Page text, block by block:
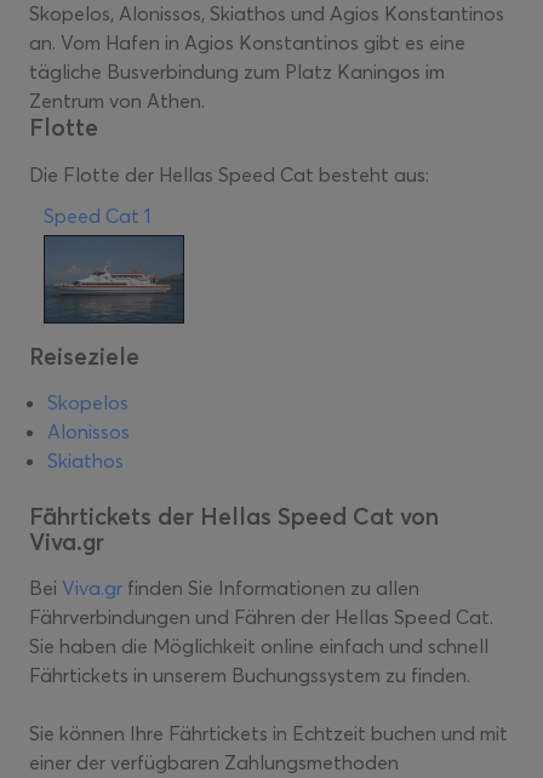
Skopelos, Alonissos, Skiathos und Agios Konstantinos
an. Vom Hafen in Agios Konstantinos gibt es eine
tägliche Busverbindung zum Platz Kaningos im
Zentrum von Athen.
Flotte
Die Flotte der Hellas Speed Cat besteht aus:
Speed Cat 1
Reiseziele
Skopelos
Alonissos
Skiathos
Fährtickets der Hellas Speed Cat von
Viva.gr
Bei Viva.gr finden Sie Informationen zu allen
Fährverbindungen und Fähren der Hellas Speed Cat.
Sie haben die Möglichkeit online einfach und schnell
Fährtickets in unserem Buchungssystem zu finden.
Sie können Ihre Fährtickets in Echtzeit buchen und mit
einer der verfügbaren Zahlungsmethoden